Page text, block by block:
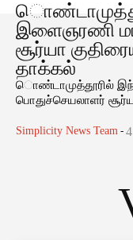
இளைஞரணி
சூர்யா
தாக்கல்
ொண்டாமுத்தூரில்
பொதுச்செயலாளர்
Simplicity News Team -